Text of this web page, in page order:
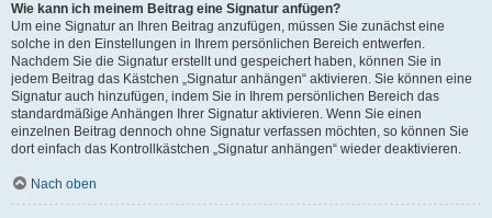
Wie kann ich meinem Beitrag eine Signatur anfügen?
Um eine Signatur an Ihren Beitrag anzufügen, müssen Sie zunächst eine
solche in den Einstellungen in Ihrem persönlichen Bereich entwerfen.
Nachdem Sie die Signatur erstellt und gespeichert haben, können Sie in
jedem Beitrag das Kästchen „Signatur anhängen“ aktivieren. Sie können eine
Signatur auch hinzufügen, indem Sie in Ihrem persönlichen Bereich das
standardmäßige Anhängen Ihrer Signatur aktivieren. Wenn Sie einen
einzelnen Beitrag dennoch ohne Signatur verfassen möchten, so können Sie
dort einfach das Kontrollkästchen „Signatur anhängen“ wieder deaktivieren.
Nach oben